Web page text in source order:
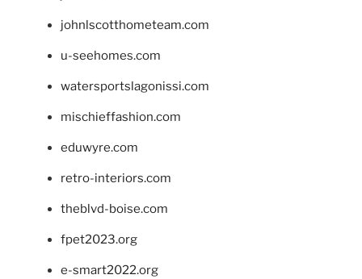
johnlscotthometeam.com
u-seehomes.com
watersportslagonissi.com
mischieffashion.com
eduwyre.com
retro-interiors.com
theblvd-boise.com
fpet2023.org
e-smart2022.org